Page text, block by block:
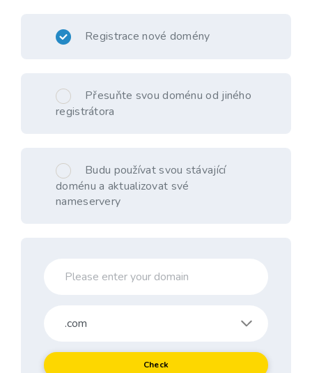
Registrace nové domény
Přesuňte svou doménu od jiného
registrátora
Budu používat svou stávající
doménu a aktualizovat své
nameservery
Check